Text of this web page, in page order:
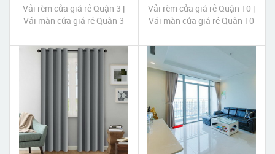
Vải rèm cửa giá rẻ Quận 3 |
Vải màn cửa giá rẻ Quận 3
Vải rèm cửa giá rẻ Quận 10 |
Vải màn cửa giá rẻ Quận 10